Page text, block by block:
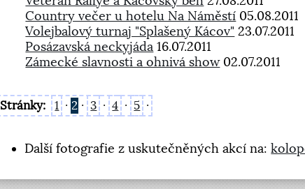
Country večer u hotelu Na Náměstí 05.08.2011
Volejbalový turnaj "Splašený Kácov" 23.07.2011
Posázavská neckyjáda 16.07.2011
Zámecké slavnosti a ohnivá show02.07.2011
Stránky: 1 · 2 · 3 · 4 · 5 ·
Další fotografie z uskutečněných akcí na: